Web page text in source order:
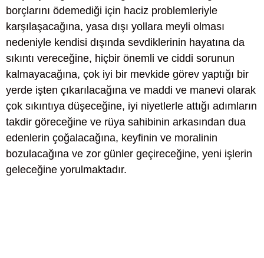
borçlarını ödemediği için haciz problemleriyle
karşılaşacağına, yasa dışı yollara meyli olması
nedeniyle kendisi dışında sevdiklerinin hayatına da
sıkıntı vereceğine, hiçbir önemli ve ciddi sorunun
kalmayacağına, çok iyi bir mevkide görev yaptığı bir
yerde işten çıkarılacağına ve maddi ve manevi olarak
çok sıkıntıya düşeceğine, iyi niyetlerle attığı adımların
takdir göreceğine ve rüya sahibinin arkasından dua
edenlerin çoğalacağına, keyfinin ve moralinin
bozulacağına ve zor günler geçireceğine, yeni işlerin
geleceğine yorulmaktadır.